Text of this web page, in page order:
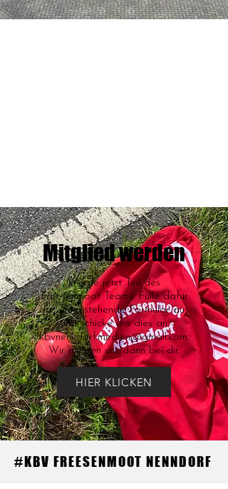
Mitglied werden
Werde jetzt Teil des
Freesenmoot Teams. Fülle dafür
das untenstehende Formular aus
und schicke uns dies an
kbvnenndorf.medien@gmail.com.
Wir melden uns dann bei dir.
HIER KLICKEN
#KBV FREESENMOOT NENNDORF